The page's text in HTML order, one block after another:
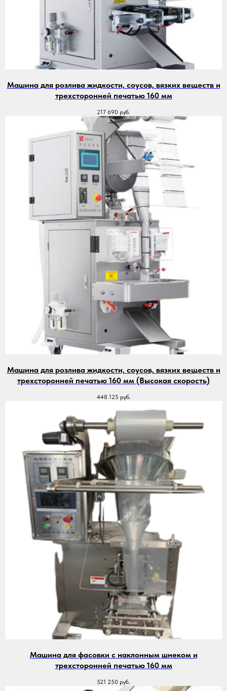
Машина для розлива жидкости, соусов, вязких веществ и
трехсторонней печатью 160 мм
217 690 руб.
Машина для розлива жидкости, соусов, вязких веществ и
трехсторонней печатью 160 мм (Высокая скорость)
448 125 руб.
Машина для фасовки с наклонным шнеком и
трехсторонней печатью 160 мм
521 250 руб.